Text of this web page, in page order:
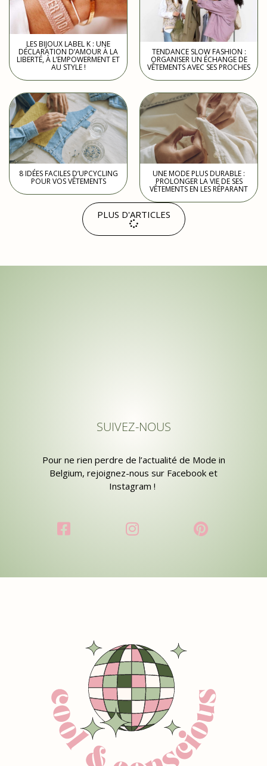
LES BIJOUX LABEL K : UNE
DÉCLARATION D’AMOUR À LA
LIBERTÉ, À L’EMPOWERMENT ET
AU STYLE !
TENDANCE SLOW FASHION :
ORGANISER UN ÉCHANGE DE
VÊTEMENTS AVEC SES PROCHES
8 IDÉES FACILES D’UPCYCLING
POUR VOS VÊTEMENTS
UNE MODE PLUS DURABLE :
PROLONGER LA VIE DE SES
VÊTEMENTS EN LES RÉPARANT
PLUS D'ARTICLES
SUIVEZ-NOUS
Pour ne rien perdre de l’actualité de Mode in
Belgium, rejoignez-nous sur Facebook et
Instagram !